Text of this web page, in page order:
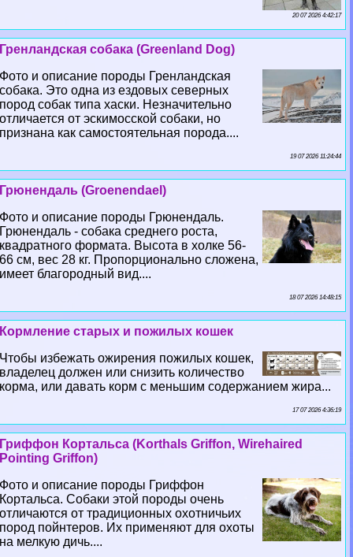
20 07 2026 4:42:17
Гренландская собака (Greenland Dog)
Фото и описание породы Гренландская
собака. Это одна из ездовых северных
пород собак типа хаски. Незначительно
отличается от эскимосской собаки, но
признана как самостоятельная порода....
19 07 2026 11:24:44
Грюнендаль (Groenendael)
Фото и описание породы Грюнендаль.
Грюнендаль - собака среднего роста,
квадратного формата. Высота в холке 56-
66 см, вес 28 кг. Пропорционально сложена,
имеет благородный вид....
18 07 2026 14:48:15
Кормление старых и пожилых кошек
Чтобы избежать ожирения пожилых кошек,
владелец должен или снизить количество
корма, или давать корм с меньшим содержанием жира...
17 07 2026 4:36:19
Гриффон Кортальса (Korthals Griffon, Wirehaired
Pointing Griffon)
Фото и описание породы Гриффон
Кортальса. Собаки этой породы очень
отличаются от традиционных охотничьих
пород пойнтеров. Их применяют для охоты
на мелкую дичь....